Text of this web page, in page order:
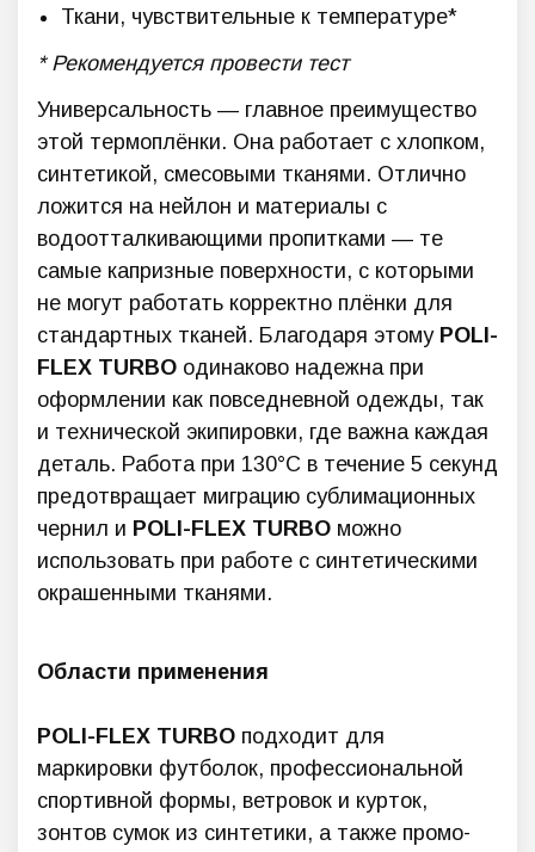
Ткани, чувствительные к температуре*
* Рекомендуется провести тест
Универсальность — главное преимущество
этой термоплёнки. Она работает с хлопком,
синтетикой, смесовыми тканями. Отлично
ложится на нейлон и материалы с
водоотталкивающими пропитками — те
самые капризные поверхности, с которыми
не могут работать корректно плёнки для
стандартных тканей. Благодаря этому POLI-
FLEX TURBO одинаково надежна при
оформлении как повседневной одежды, так
и технической экипировки, где важна каждая
деталь. Работа при 130°C в течение 5 секунд
предотвращает миграцию сублимационных
чернил и POLI-FLEX TURBO можно
использовать при работе с синтетическими
окрашенными тканями.
Области применения
POLI-FLEX TURBO подходит для
маркировки футболок, профессиональной
спортивной формы, ветровок и курток,
зонтов сумок из синтетики, а также промо-